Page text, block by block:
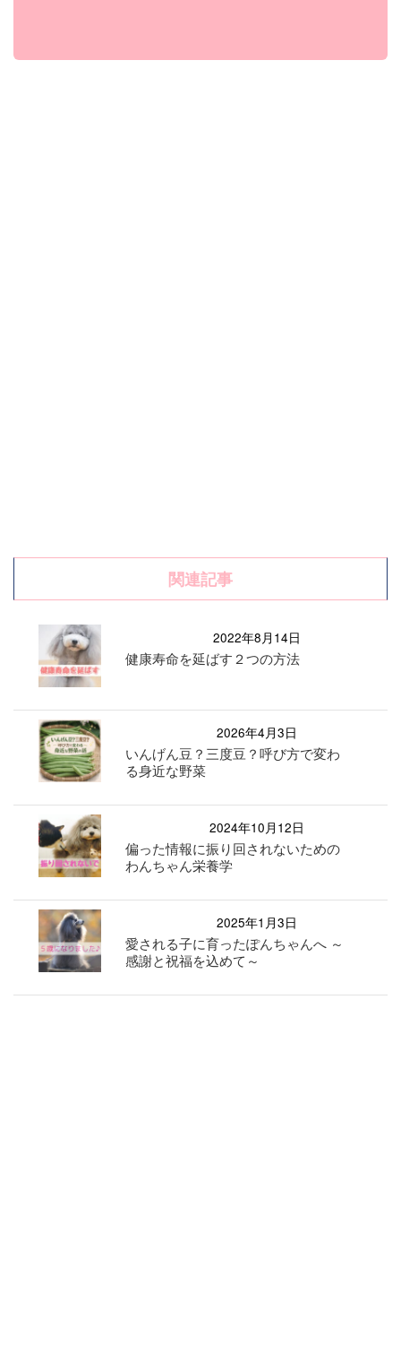
関連記事
2022年8月14日
健康寿命を延ばす２つの方法
2026年4月3日
いんげん豆？三度豆？呼び方で変わ
る身近な野菜
2024年10月12日
偏った情報に振り回されないための
わんちゃん栄養学
2025年1月3日
愛される子に育ったぽんちゃんへ ～
感謝と祝福を込めて～